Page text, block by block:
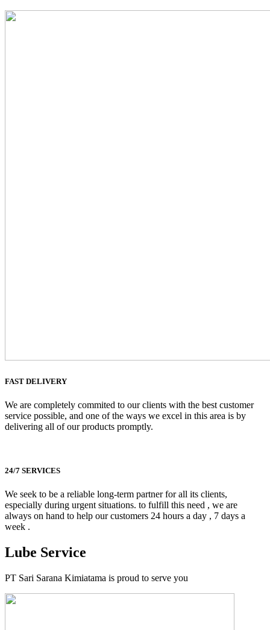
FAST DELIVERY
We are completely commited to our clients with the best customer
service possible, and one of the ways we excel in this area is by
delivering all of our products promptly.
24/7 SERVICES
We seek to be a reliable long-term partner for all its clients,
especially during urgent situations. to fulfill this need , we are
always on hand to help our customers 24 hours a day , 7 days a
week .
Lube Service
PT Sari Sarana Kimiatama is proud to serve you